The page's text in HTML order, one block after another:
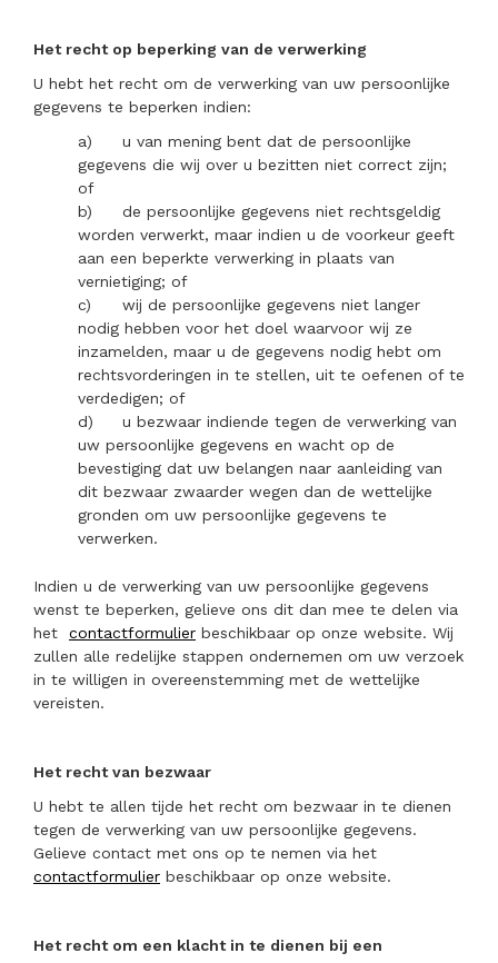
Het recht op beperking van de verwerking
U hebt het recht om de verwerking van uw persoonlijke
gegevens te beperken indien:
a)
u van mening bent dat de persoonlijke
gegevens die wij over u bezitten niet correct zijn;
of
b)
de persoonlijke gegevens niet rechtsgeldig
worden verwerkt, maar indien u de voorkeur geeft
aan een beperkte verwerking in plaats van
vernietiging; of
c)
wij de persoonlijke gegevens niet langer
nodig hebben voor het doel waarvoor wij ze
inzamelden, maar u de gegevens nodig hebt om
rechtsvorderingen in te stellen, uit te oefenen of te
verdedigen; of
d)
u bezwaar indiende tegen de verwerking van
uw persoonlijke gegevens en wacht op de
bevestiging dat uw belangen naar aanleiding van
dit bezwaar zwaarder wegen dan de wettelijke
gronden om uw persoonlijke gegevens te
verwerken.
Indien u de verwerking van uw persoonlijke gegevens
wenst te beperken, gelieve ons dit dan mee te delen via
het contactformulier beschikbaar op onze website. Wij
zullen alle redelijke stappen ondernemen om uw verzoek
in te willigen in overeenstemming met de wettelijke
vereisten.
Het recht van bezwaar
U hebt te allen tijde het recht om bezwaar in te dienen
tegen de verwerking van uw persoonlijke gegevens.
Gelieve contact met ons op te nemen via het
contactformulier beschikbaar op onze website.
Het recht om een klacht in te dienen bij een